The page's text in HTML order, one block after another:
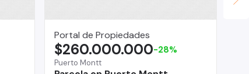
Portal de Propiedades
Puerto Montt
$260.000.000-28%